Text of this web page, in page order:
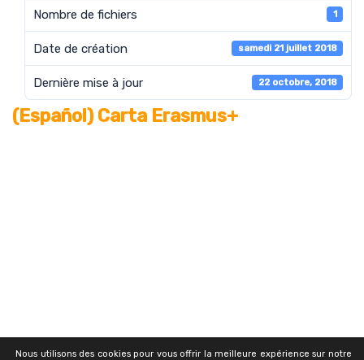
Nombre de fichiers 1
Date de création samedi 21 juillet 2018
Dernière mise à jour 22 octobre, 2018
(Español) Carta Erasmus+
Nous utilisons des cookies pour vous offrir la meilleure expérience sur notre